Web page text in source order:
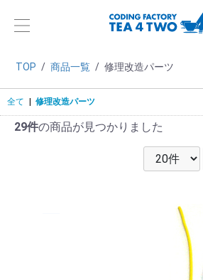
TOP / 商品一覧 / 修理改造パーツ
全て 修理改造パーツ
29件の商品が見つかりました